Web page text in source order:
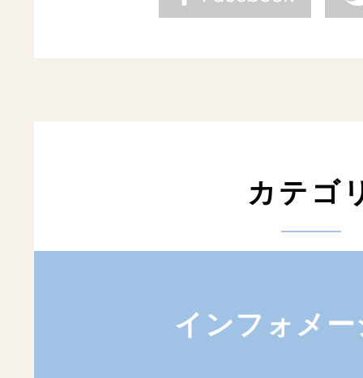
カテゴ
インフォメ